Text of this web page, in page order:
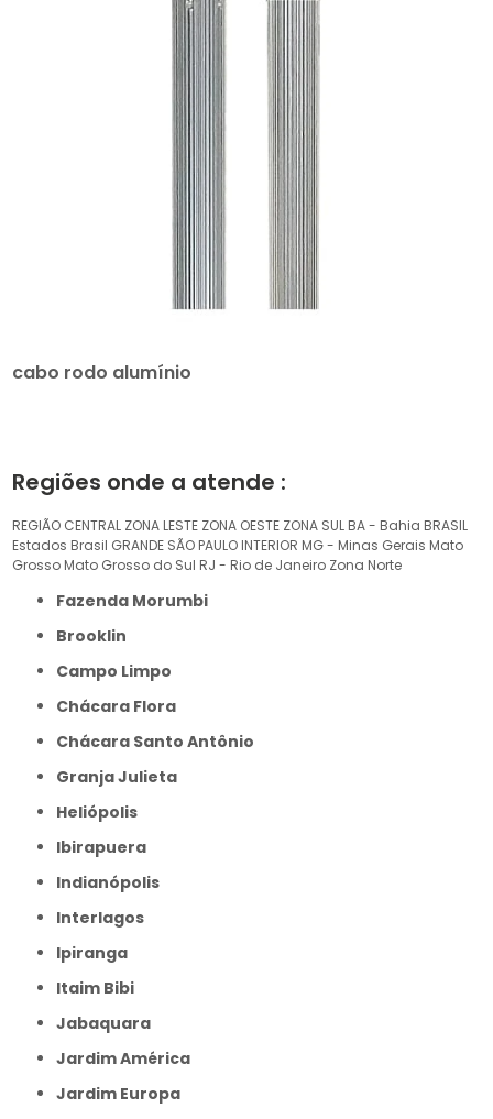
cabo rodo alumínio
Regiões onde a atende :
REGIÃO CENTRAL ZONA LESTE ZONA OESTE ZONA SUL BA - Bahia BRASIL
Estados Brasil GRANDE SÃO PAULO INTERIOR MG - Minas Gerais Mato
Grosso Mato Grosso do Sul RJ - Rio de Janeiro Zona Norte
Fazenda Morumbi
Brooklin
Campo Limpo
Chácara Flora
Chácara Santo Antônio
Granja Julieta
Heliópolis
Ibirapuera
Indianópolis
Interlagos
Ipiranga
Itaim Bibi
Jabaquara
Jardim América
Jardim Europa